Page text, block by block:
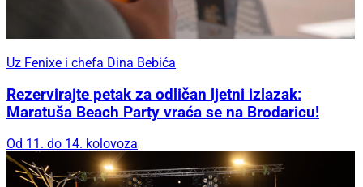
Uz Fenixe i chefa Dina Bebića
Rezervirajte petak za odličan ljetni izlazak:
Maratuša Beach Party vraća se na Brodaricu!
Od 11. do 14. kolovoza